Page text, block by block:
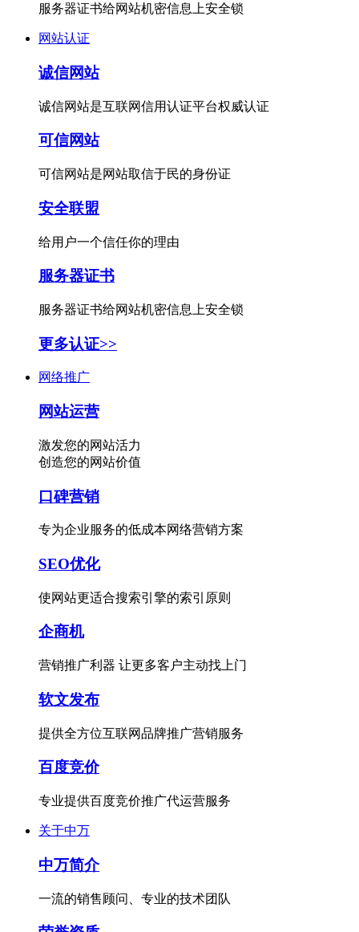
服务器证书给网站机密信息上安全锁
网站认证
诚信网站
诚信网站是互联网信用认证平台权威认证
可信网站
可信网站是网站取信于民的身份证
安全联盟
给用户一个信任你的理由
服务器证书
服务器证书给网站机密信息上安全锁
更多认证>>
网络推广
网站运营
激发您的网站活力
创造您的网站价值
口碑营销
专为企业服务的低成本网络营销方案
SEO优化
使网站更适合搜索引擎的索引原则
企商机
营销推广利器 让更多客户主动找上门
软文发布
提供全方位互联网品牌推广营销服务
百度竞价
专业提供百度竞价推广代运营服务
关于中万
中万简介
一流的销售顾问、专业的技术团队